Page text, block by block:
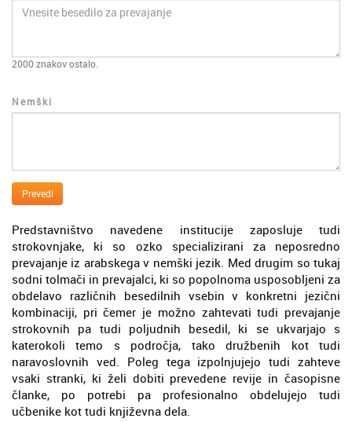
2000 znakov ostalo.
Nemški
Prevedi
Predstavništvo navedene institucije zaposluje tudi
strokovnjake, ki so ozko specializirani za neposredno
prevajanje iz arabskega v nemški jezik. Med drugim so tukaj
sodni tolmači in prevajalci, ki so popolnoma usposobljeni za
obdelavo različnih besedilnih vsebin v konkretni jezični
kombinaciji, pri čemer je možno zahtevati tudi prevajanje
strokovnih pa tudi poljudnih besedil, ki se ukvarjajo s
katerokoli temo s področja, tako družbenih kot tudi
naravoslovnih ved. Poleg tega izpolnjujejo tudi zahteve
vsaki stranki, ki želi dobiti prevedene revije in časopisne
članke, po potrebi pa profesionalno obdelujejo tudi
učbenike kot tudi književna dela.